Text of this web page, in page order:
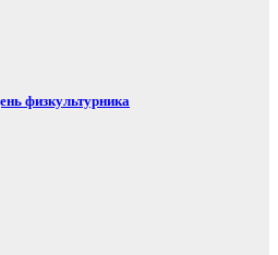
физкультурника